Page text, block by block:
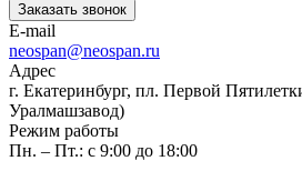
Заказать звонок
E-mail
neospan@neospan.ru
Адрес
г. Екатеринбург, пл. Первой
Уралмашзавод)
Режим работы
Пн. – Пт.: с 9:00 до 18:00